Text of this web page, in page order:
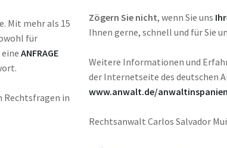
Mit mehr als 15
für
ANFRAGE
Rechtsfragen in
Zögern Sie nicht, wenn Sie uns
Ihnen gerne, schnell und für Sie
Weitere Informationen und
der Internetseite des deutschen
www.anwalt.de/anwaltinspanien
Rechtsanwalt Carlos Salvador